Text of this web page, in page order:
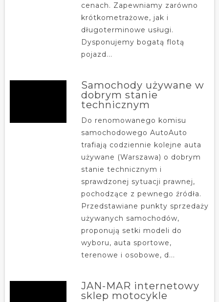
cenach. Zapewniamy zarówno
krótkometrażowe, jak i
długoterminowe usługi.
Dysponujemy bogatą flotą
pojazd...
Samochody używane w
dobrym stanie
technicznym
Do renomowanego komisu
samochodowego AutoAuto
trafiają codziennie kolejne auta
używane (Warszawa) o dobrym
stanie technicznym i
sprawdzonej sytuacji prawnej,
pochodzące z pewnego źródła.
Przedstawiane punkty sprzedaży
używanych samochodów,
proponują setki modeli do
wyboru, auta sportowe,
terenowe i osobowe, d...
JAN-MAR internetowy
sklep motocykle